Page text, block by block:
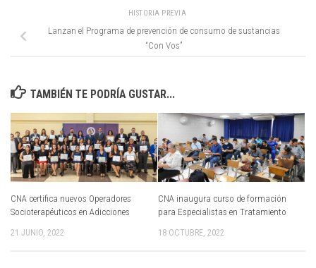
HISTORIA PREVIA
Lanzan el Programa de prevención de consumo de sustancias
“Con Vos”
TAMBIÉN TE PODRÍA GUSTAR...
CNA certifica nuevos Operadores
Socioterapéuticos en Adicciones
21 JUNIO, 2022
CNA inaugura curso de formación
para Especialistas en Tratamiento
18 OCTUBRE, 2022